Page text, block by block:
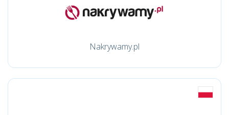
Nakrywamy.pl